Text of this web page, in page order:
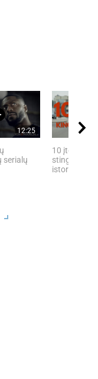
12:25
serialų
10 įtemptų,
stingdančių
istorijų